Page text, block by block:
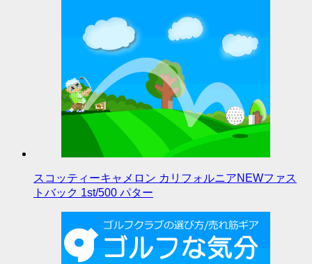
スコッティーキャメロン カリフォルニアNEWファス
トバック 1st/500 パター